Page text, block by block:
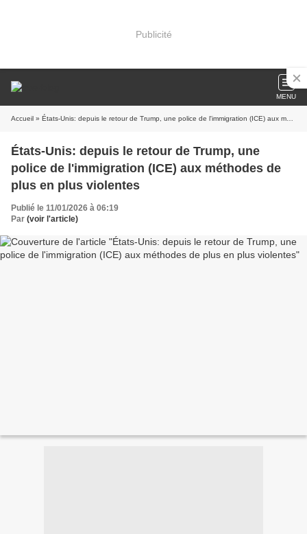
Publicité
MENU
Accueil » États-Unis: depuis le retour de Trump, une police de l'immigration (ICE) aux méthodes de plus en plus violentes
États-Unis: depuis le retour de Trump, une
police de l'immigration (ICE) aux méthodes de
plus en plus violentes
Publié le 11/01/2026 à 06:19
Par (voir l'article)